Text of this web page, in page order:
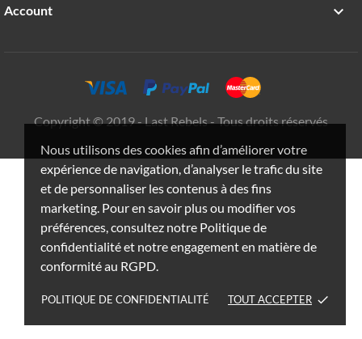
Nous utilisons des cookies afin d’améliorer votre
expérience de navigation, d’analyser le trafic du site
et de personnaliser les contenus à des fins
marketing. Pour en savoir plus ou modifier vos
préférences, consultez notre Politique de
confidentialité et notre engagement en matière de
conformité au RGPD.
POLITIQUE DE CONFIDENTIALITÉ TOUT ACCEPTER done
Account 
Copyright © 2019 - Last Rebels - Tous droits réservés